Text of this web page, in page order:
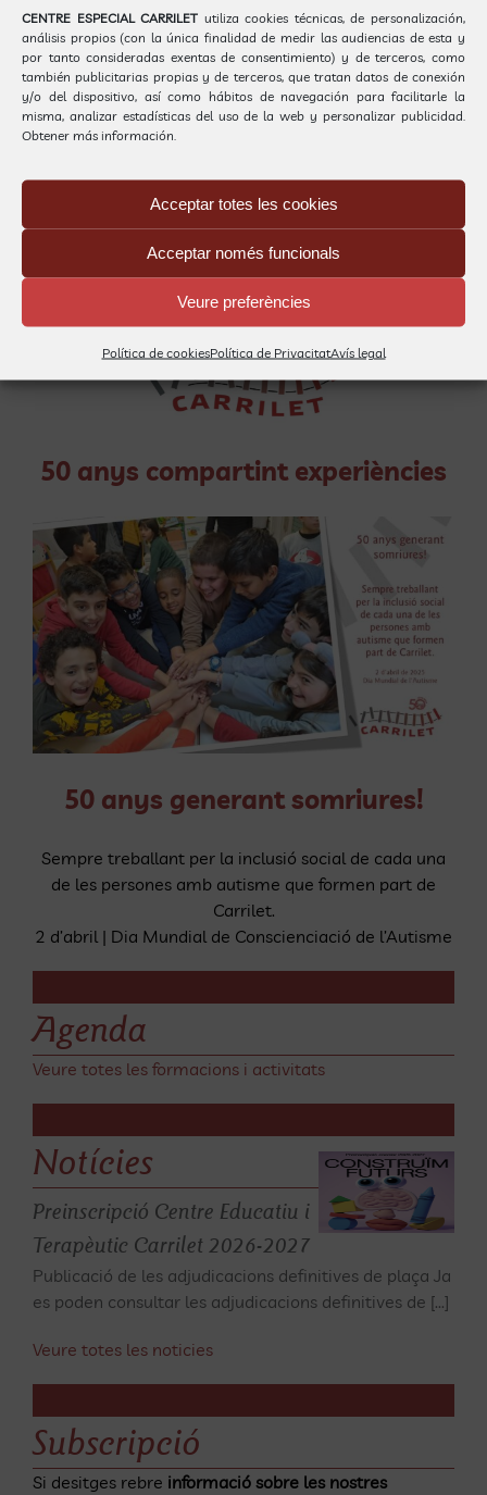
CENTRE ESPECIAL CARRILET utiliza cookies técnicas, de personalización,
análisis propios (con la única finalidad de medir las audiencias de esta y
por tanto consideradas exentas de consentimiento) y de terceros, como
también publicitarias propias y de terceros, que tratan datos de conexión
y/o del dispositivo, así como hábitos de navegación para facilitarle la
misma, analizar estadísticas del uso de la web y personalizar publicidad.
Obtener más información.
Acceptar totes les cookies
Acceptar només funcionals
Veure preferències
Política de cookiesPolítica de PrivacitatAvís legal
Compartim conceptes i definicions sobre
el TEA
50 anys compartint experiències
50 anys generant somriures!
Sempre treballant per la inclusió social de cada una
de les persones amb autisme que formen part de
Carrilet.
2 d’abril | Dia Mundial de Conscienciació de l’Autisme
Agenda
Veure totes les formacions i activitats
Notícies
Preinscripció
Centre
Educatiu
Terapèutic
Carrilet
2026-
2027
l'Escola Notícies
Preinscripció Centre Educatiu i
Terapèutic Carrilet 2026-2027
Publicació de les adjudicacions definitives de plaça Ja
es poden consultar les adjudicacions definitives de [...]
Veure totes les noticies
Subscripció
Si desitges rebre informació sobre les nostres